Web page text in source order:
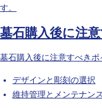
す。
墓石購入後に注
墓石購入後に注意すべきポ
デザインと彫刻の選択
維持管理とメンテナンス